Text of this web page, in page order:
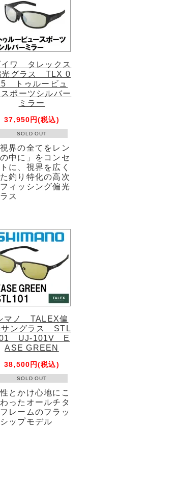
イワ タレックス
光グラス TLX 0
トゥルービュ
スポーツシルバー
ミラー
37,950円(税込)
SOLD OUT
視界の全てをレン
中に」をコンセ
に、視界を広く
釣り特化の高次
ィッシング偏光
ス
マノ TALEX偏
サングラス STL
UJ-101V E
ASE GREEN
38,500円(税込)
SOLD OUT
とかけ心地にこ
ったオールチタ
レームのフラッ
ップモデル